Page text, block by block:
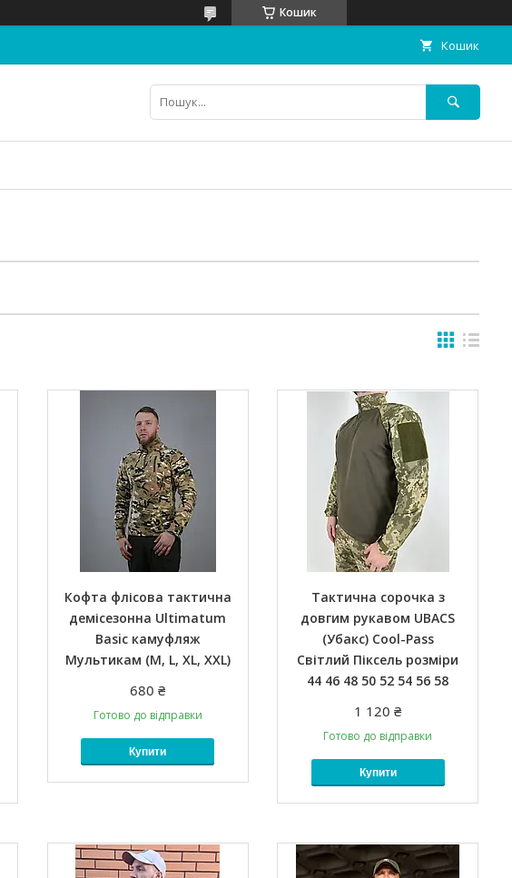
Кошик
Кошик
Кофта флісова тактична
демісезонна Ultimatum
Basic камуфляж
Мультикам (M, L, XL, XXL)
680 ₴
Готово до відправки
Купити
Тактична сорочка з
довгим рукавом UBACS
(Убакс) Cool-Pass
Світлий Піксель розміри
44 46 48 50 52 54 56 58
1 120 ₴
Готово до відправки
Купити